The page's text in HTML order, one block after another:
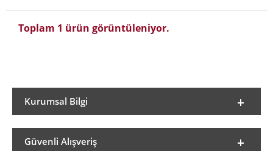
Toplam 1 ürün görüntüleniyor.
Kurumsal Bilgi
Güvenli Alışveriş